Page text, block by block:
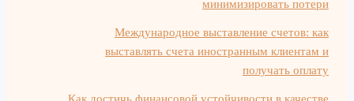
минимизировать потери
Международное выставление счетов: как
выставлять счета иностранным клиентам и
получать оплату